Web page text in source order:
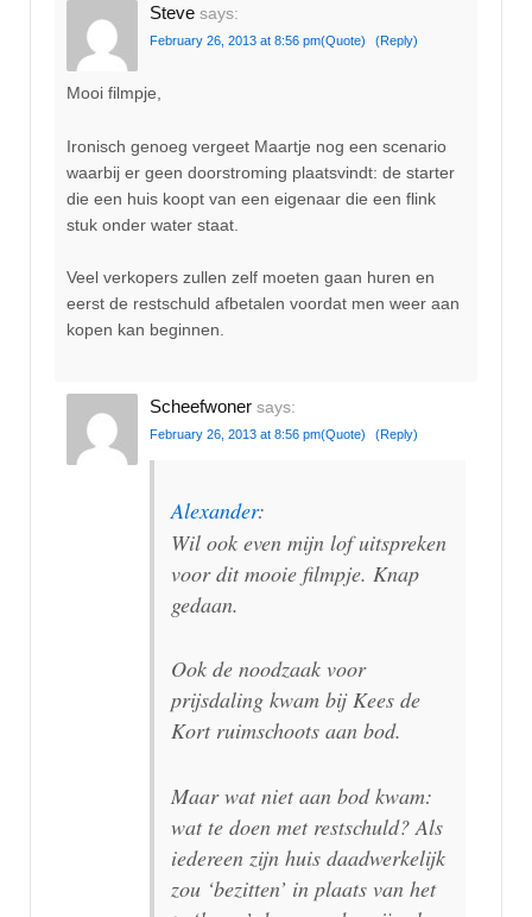
Steve says:
February 26, 2013 at 8:56 pm(Quote) (Reply)
Mooi filmpje,
Ironisch genoeg vergeet Maartje nog een scenario
waarbij er geen doorstroming plaatsvindt: de starter
die een huis koopt van een eigenaar die een flink
stuk onder water staat.
Veel verkopers zullen zelf moeten gaan huren en
eerst de restschuld afbetalen voordat men weer aan
kopen kan beginnen.
Scheefwoner says:
February 26, 2013 at 8:56 pm(Quote) (Reply)
Alexander:
Wil ook even mijn lof uitspreken
voor dit mooie filmpje. Knap
gedaan.
Ook de noodzaak voor
prijsdaling kwam bij Kees de
Kort ruimschoots aan bod.
Maar wat niet aan bod kwam:
wat te doen met restschuld? Als
iedereen zijn huis daadwerkelijk
zou ‘bezitten’ in plaats van het